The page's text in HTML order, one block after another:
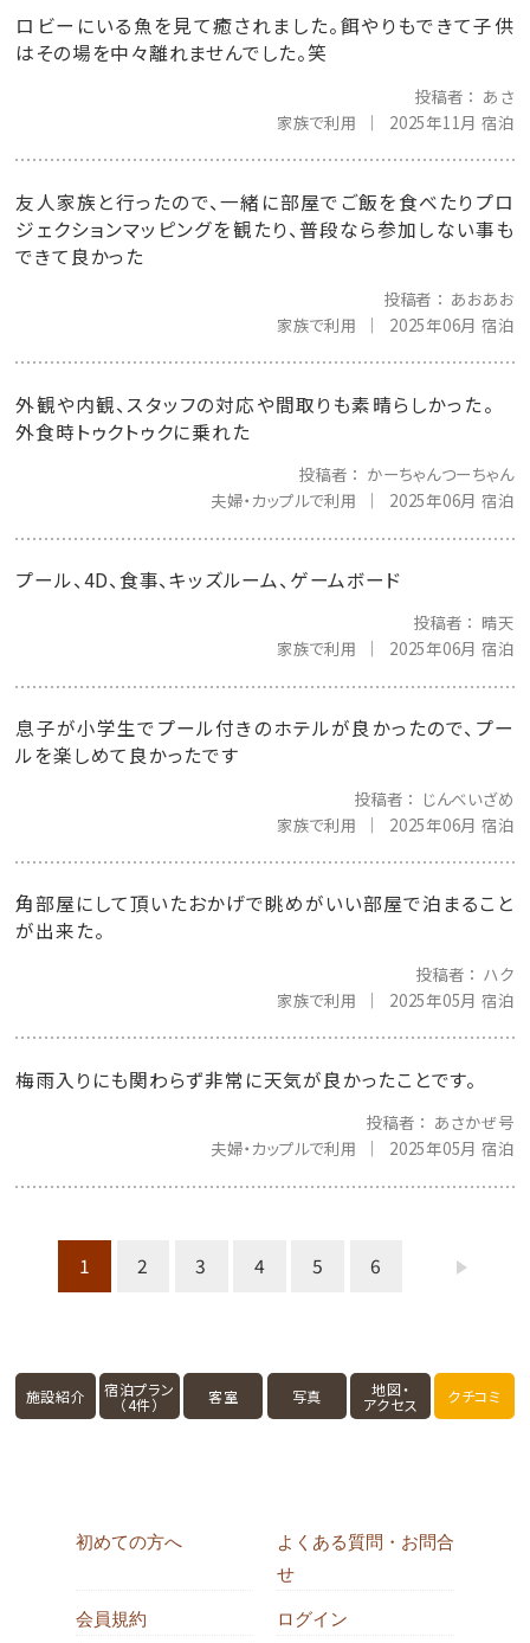
ロビーにいる魚を見て癒されました。餌やりもできて子供
はその場を中々離れませんでした。笑
投稿者
あさ
家族で利用
2025年11月 宿泊
友人家族と行ったので、一緒に部屋でご飯を食べたりプロ
ジェクションマッピングを観たり、普段なら参加しない事も
できて良かった
投稿者
あおあお
家族で利用
2025年06月 宿泊
外観や内観、スタッフの対応や間取りも素晴らしかった。
外食時トゥクトゥクに乗れた
投稿者
かーちゃんつーちゃん
夫婦・カップルで利用
2025年06月 宿泊
プール、4D、食事、キッズルーム、ゲームボード
投稿者
晴天
家族で利用
2025年06月 宿泊
息子が小学生でプール付きのホテルが良かったので、プー
ルを楽しめて良かったです
投稿者
じんべいざめ
家族で利用
2025年06月 宿泊
角部屋にして頂いたおかげで眺めがいい部屋で泊まること
が出来た。
投稿者
ハク
家族で利用
2025年05月 宿泊
梅雨入りにも関わらず非常に天気が良かったことです。
投稿者
あさかぜ号
夫婦・カップルで利用
2025年05月 宿泊
1 2 3 4 5 6
施設紹介 宿泊プラン
（4件） 客室 写真 地図・
アクセス クチコミ
初めての方へ
よくある質問・お問合
せ
会員規約 ログイン